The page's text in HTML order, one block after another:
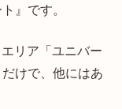
』です。
リア「ユニバー
けで、他にはあ